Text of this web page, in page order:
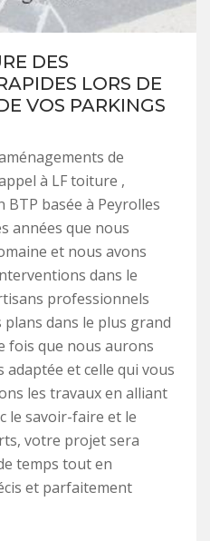
DES
LORS DE
VOS PARKINGS
de
à LF toiture ,
basée à Peyrolles
années que nous
et nous avons
dans le
professionnels
plans dans le plus grand
fois que nous aurons
et celle qui vous
les travaux en alliant
le savoir-faire et le
votre projet sera
temps tout en
et parfaitement